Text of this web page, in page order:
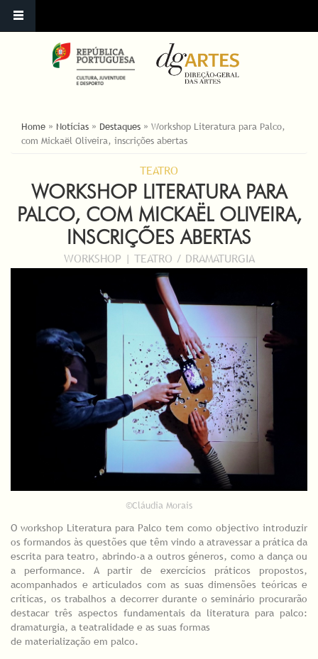
ESTÁ AQUI
Home » Notícias » Destaques » Workshop Literatura para Palco,
com Mickaël Oliveira, inscrições abertas
TEATRO
WORKSHOP LITERATURA PARA
PALCO, COM MICKAËL OLIVEIRA,
INSCRIÇÕES ABERTAS
WORKSHOP | TEATRO / DRAMATURGIA
©Cláudia Morais
O workshop Literatura para Palco tem como objectivo introduzir
os formandos às questões que têm vindo a atravessar a prática da
escrita para teatro, abrindo-a a outros géneros, como a dança ou
a performance. A partir de exercícios práticos propostos,
acompanhados e articulados com as suas dimensões teóricas e
críticas, os trabalhos a decorrer durante o seminário procurarão
destacar três aspectos fundamentais da literatura para palco:
dramaturgia, a teatralidade e as suas formas
de materialização em palco.